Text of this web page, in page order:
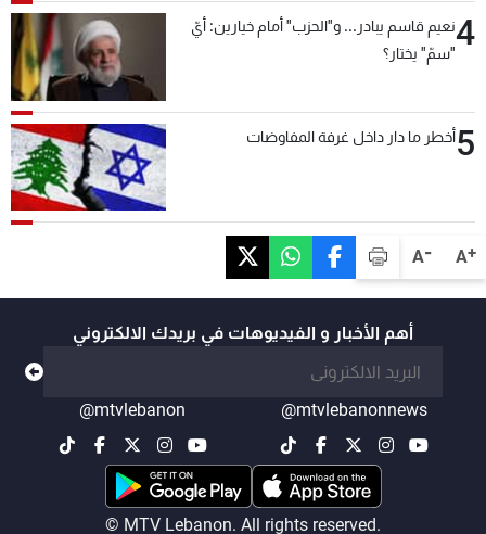
A+
A-
4نعيم قاسم يبادر... و"الحزب" أمام خيارين: أيّ
"سمّ" يختار؟
5أخطر ما دار داخل غرفة المفاوضات
أهم الأخبار و الفيديوهات في بريدك الالكتروني
@mtvlebanonnews
@mtvlebanon
© MTV Lebanon. All rights reserved.